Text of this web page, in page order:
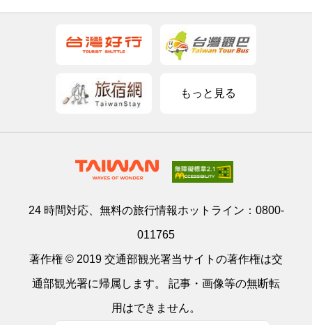
もっと見る
24 時間対応、無料の旅行情報ホットライン： 0800-
011765
著作権 © 2019 交通部観光署当サイトの著作権は交
通部観光署に帰属します。 記事・画像等の無断転
用はできません。